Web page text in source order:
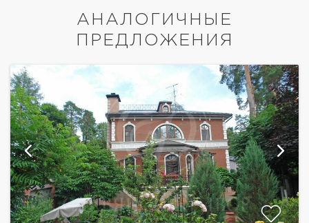
АНАЛОГИЧНЫЕ
ПРЕДЛОЖЕНИЯ